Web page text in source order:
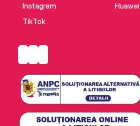
Instagram
TikTok
Huawei